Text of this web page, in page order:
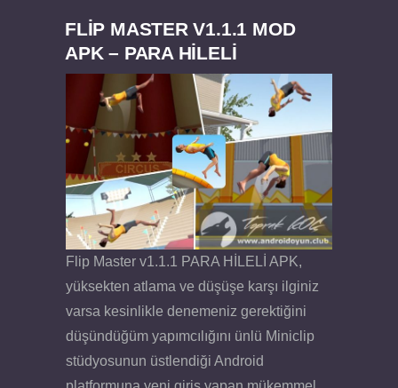
FLIP MASTER V1.1.1 MOD
APK – PARA HİLELİ
Flip Master v1.1.1 PARA HİLELİ APK,
yüksekten atlama ve düşüşe karşı ilginiz
varsa kesinlikle denemeniz gerektiğini
düşündüğüm yapımcılığını ünlü Miniclip
stüdyosunun üstlendiği Android